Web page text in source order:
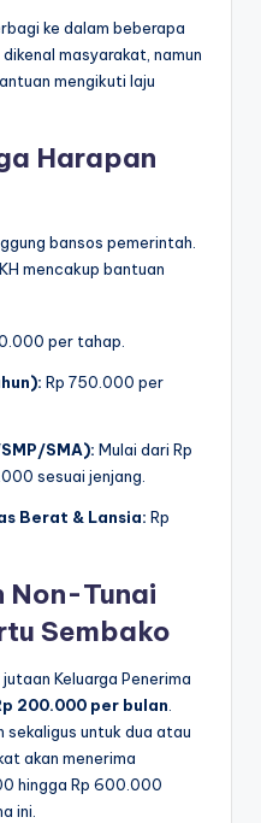
ke dalam beberapa
masyarakat, namun
mengikuti laju
Harapan
bansos pemerintah.
mencakup bantuan
per tahap.
Rp 750.000 per
SMA): Mulai dari Rp
sesuai jenjang.
Berat & Lansia: Rp
Non-Tunai
Sembako
Keluarga Penerima
200.000 per bulan.
sekaligus untuk dua atau
akan menerima
hingga Rp 600.000
ini.